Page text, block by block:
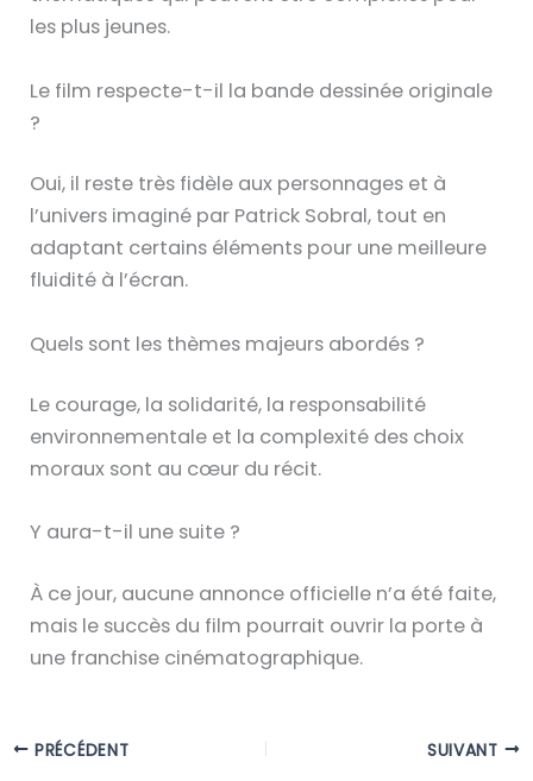
les plus jeunes.
Le film respecte-t-il la bande dessinée originale
?
Oui, il reste très fidèle aux personnages et à
l’univers imaginé par Patrick Sobral, tout en
adaptant certains éléments pour une meilleure
fluidité à l’écran.
Quels sont les thèmes majeurs abordés ?
Le courage, la solidarité, la responsabilité
environnementale et la complexité des choix
moraux sont au cœur du récit.
Y aura-t-il une suite ?
À ce jour, aucune annonce officielle n’a été faite,
mais le succès du film pourrait ouvrir la porte à
une franchise cinématographique.
PRÉCÉDENT SUIVANT